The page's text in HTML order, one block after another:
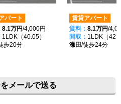
パート
8.1万円/4,000円
1LDK（40.05）
歩20分
賃貸アパート
賃料： 8.1万円/
間取： 1LDK（
瀬田/徒歩24分
メールで送る